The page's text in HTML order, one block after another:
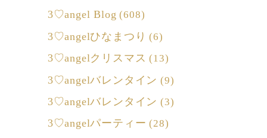
3♡angel Blog (608)
3♡angelひなまつり (6)
3♡angelクリスマス (13)
3♡angelバレンタイン (9)
3♡angelバレンタイン (3)
3♡angelパーティー (28)